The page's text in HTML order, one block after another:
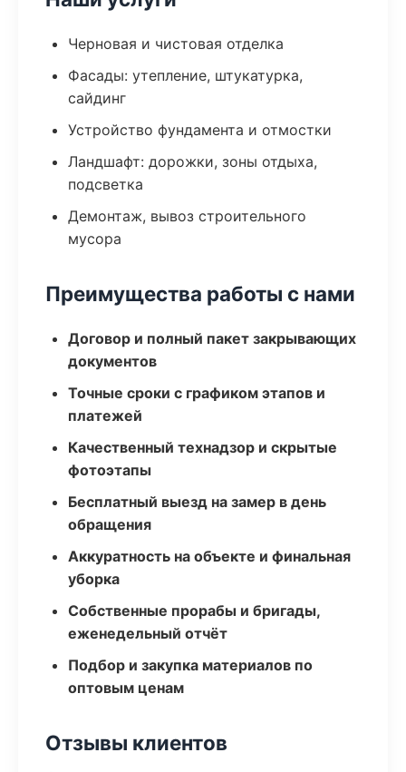
Черновая и чистовая отделка
Фасады: утепление, штукатурка,
сайдинг
Устройство фундамента и отмостки
Ландшафт: дорожки, зоны отдыха,
подсветка
Демонтаж, вывоз строительного
мусора
Преимущества работы с нами
Договор и полный пакет закрывающих
документов
Точные сроки с графиком этапов и
платежей
Качественный технадзор и скрытые
фотоэтапы
Бесплатный выезд на замер в день
обращения
Аккуратность на объекте и финальная
уборка
Собственные прорабы и бригады,
еженедельный отчёт
Подбор и закупка материалов по
оптовым ценам
Отзывы клиентов